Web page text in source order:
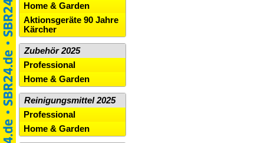
Home & Garden
Aktionsgeräte 90 Jahre
Kärcher
Zubehör 2025
Professional
Home & Garden
Reinigungsmittel 2025
Professional
Home & Garden